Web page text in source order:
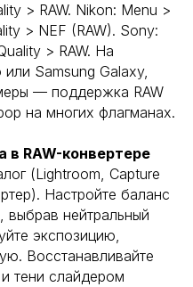
> RAW. Nikon: Menu >
> NEF (RAW). Sony:
> RAW. На
Samsung Galaxy,
— поддержка RAW
на многих флагманах.
в RAW-конвертере
(Lightroom, Capture
Настройте баланс
нейтральный
экспозицию,
Восстанавливайте
тени слайдером